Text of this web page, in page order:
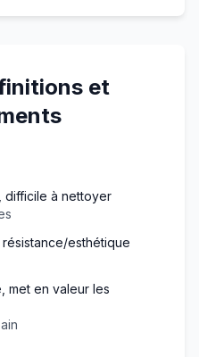
et
difficile à nettoyer
esthétique
met en valeur les